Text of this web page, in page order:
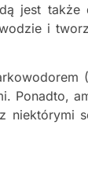
jest także
i
Ponadto,
niektórymi